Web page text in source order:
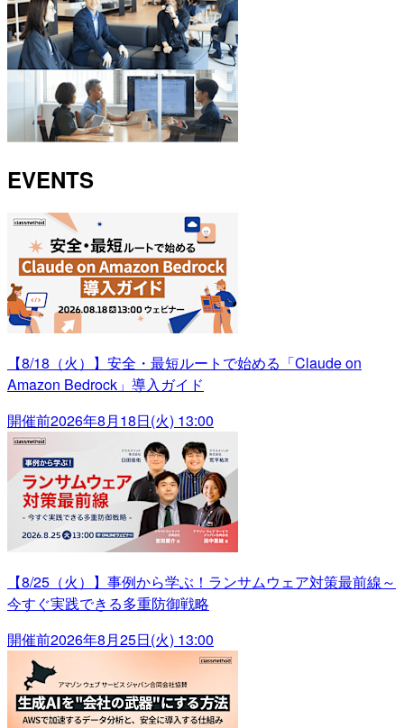
EVENTS
【8/18（火）】安全・最短ルートで始める「Claude on
Amazon Bedrock」導入ガイド
開催前2026年8月18日(火) 13:00
【8/25（火）】事例から学ぶ！ランサムウェア対策最前線～
今すぐ実践できる多重防御戦略
開催前2026年8月25日(火) 13:00